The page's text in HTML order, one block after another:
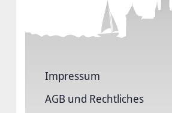
Impressum
AGB und Rechtliches